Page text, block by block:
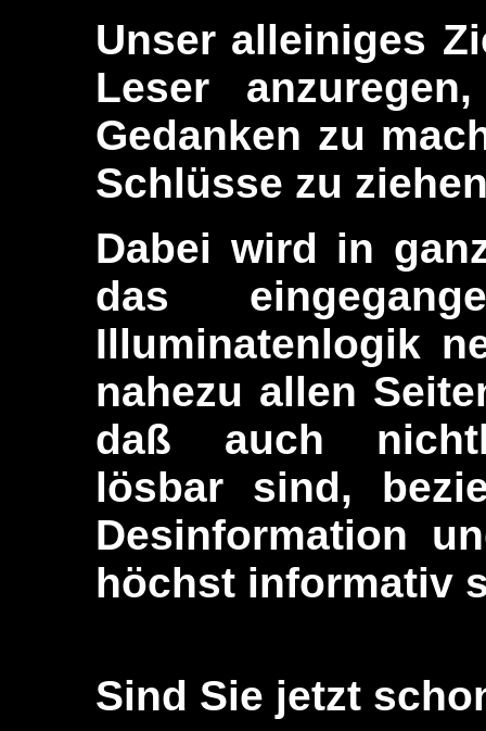
Unser alleiniges
Leser
Gedanken zu
Schlüsse zu
Dabei wird in
das
Illuminatenlogik
nahezu allen
daß auch
lösbar sind,
Desinformation
höchst informativ
Sind Sie jetzt